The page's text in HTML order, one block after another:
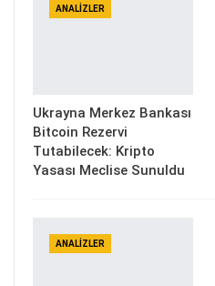
ANALIZLER
Ukrayna Merkez Bankası
Bitcoin Rezervi
Tutabilecek: Kripto
Yasası Meclise Sunuldu
ANALIZLER